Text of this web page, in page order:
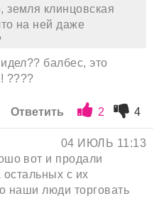
земля клинцовская
на ней даже
балбес, это
????
Ответить 2 4
04 ИЮЛЬ 11:13
вот и продали
остальных с их
наши люди торговать